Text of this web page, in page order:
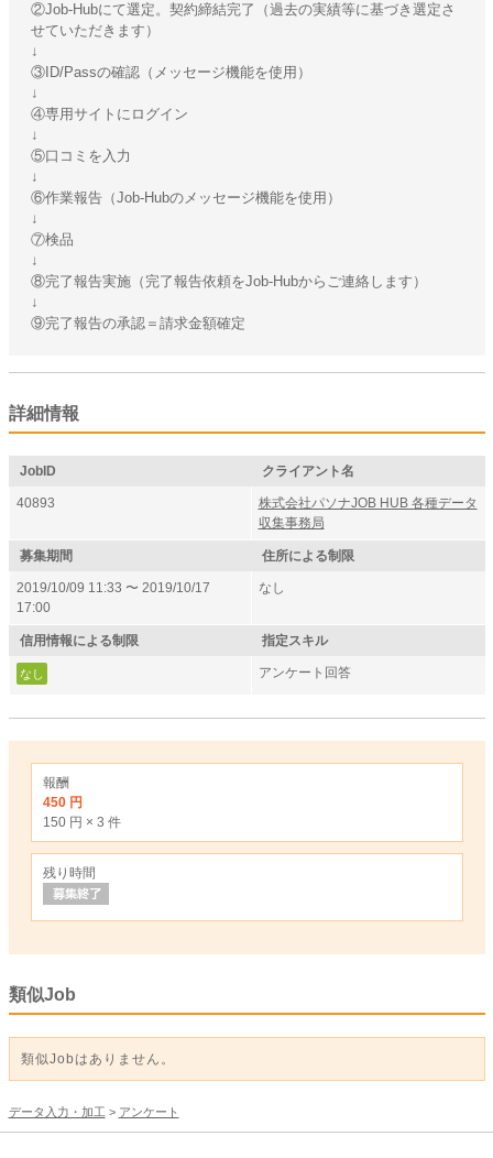
②Job-Hubにて選定。契約締結完了（過去の実績等に基づき選定さ
せていただきます）
↓
③ID/Passの確認（メッセージ機能を使用）
↓
④専用サイトにログイン
↓
⑤口コミを入力
↓
⑥作業報告（Job-Hubのメッセージ機能を使用）
↓
⑦検品
↓
⑧完了報告実施（完了報告依頼をJob-Hubからご連絡します）
↓
⑨完了報告の承認＝請求金額確定
詳細情報
JobID クライアント名
40893
株式会社パソナJOB HUB 各種データ
収集事務局
募集期間 住所による制限
2019/10/09 11:33 〜 2019/10/17
17:00
なし
信用情報による制限 指定スキル
なし アンケート回答
報酬
450 円
150 円 × 3 件
残り時間
類似Job
類似Jobはありません。
データ入力・加工 > アンケート